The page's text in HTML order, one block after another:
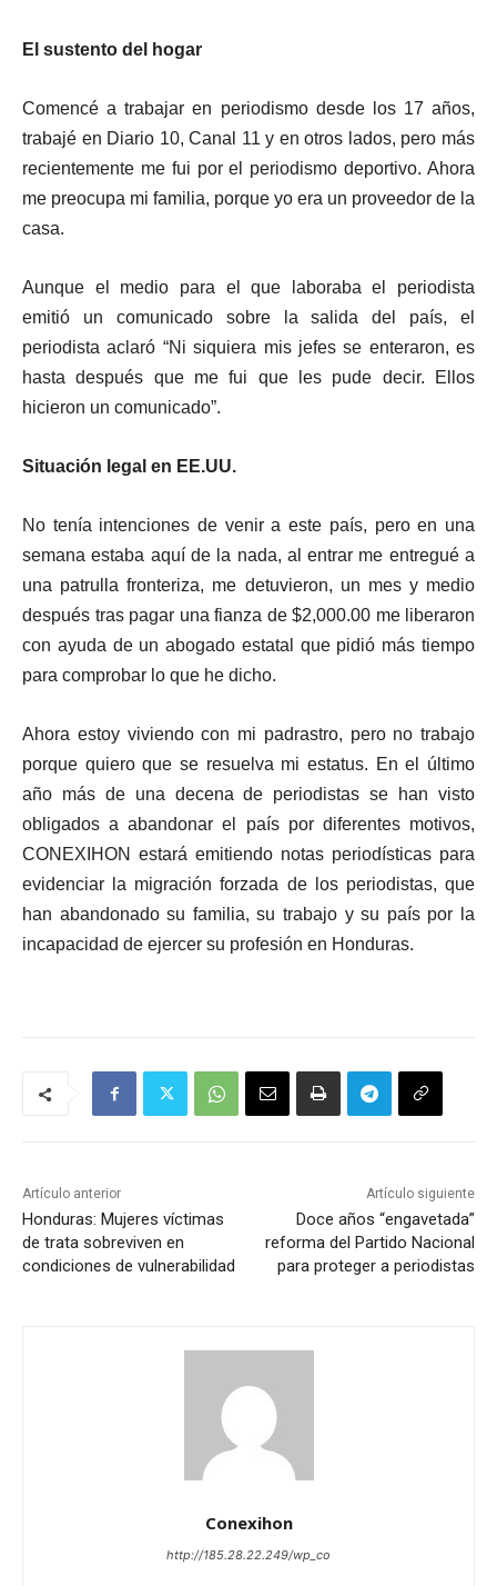
El sustento del hogar
Comencé a trabajar en periodismo desde los 17 años,
trabajé en Diario 10, Canal 11 y en otros lados, pero más
recientemente me fui por el periodismo deportivo. Ahora
me preocupa mi familia, porque yo era un proveedor de la
casa.
Aunque el medio para el que laboraba el periodista
emitió un comunicado sobre la salida del país, el
periodista aclaró “Ni siquiera mis jefes se enteraron, es
hasta después que me fui que les pude decir. Ellos
hicieron un comunicado”.
Situación legal en EE.UU.
No tenía intenciones de venir a este país, pero en una
semana estaba aquí de la nada, al entrar me entregué a
una patrulla fronteriza, me detuvieron, un mes y medio
después tras pagar una fianza de $2,000.00 me liberaron
con ayuda de un abogado estatal que pidió más tiempo
para comprobar lo que he dicho.
Ahora estoy viviendo con mi padrastro, pero no trabajo
porque quiero que se resuelva mi estatus. En el último
año más de una decena de periodistas se han visto
obligados a abandonar el país por diferentes motivos,
CONEXIHON estará emitiendo notas periodísticas para
evidenciar la migración forzada de los periodistas, que
han abandonado su familia, su trabajo y su país por la
incapacidad de ejercer su profesión en Honduras.
Artículo anterior
Honduras: Mujeres víctimas
de trata sobreviven en
condiciones de vulnerabilidad
Artículo siguiente
Doce años “engavetada”
reforma del Partido Nacional
para proteger a periodistas
Conexihon
http://185.28.22.249/wp_co